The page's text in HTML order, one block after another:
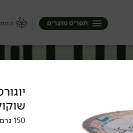
תפריט מוצרים
שוקולד
150 גרם